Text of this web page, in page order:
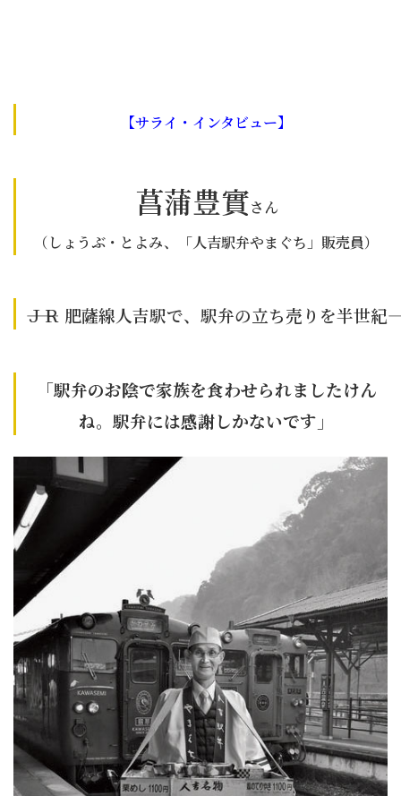
【サライ・インタビュー】
菖蒲豊實さん
（しょうぶ・とよみ、「人吉駅弁やまぐち」販売員）
――ＪＲ 肥薩線人吉駅で、駅弁の立ち売りを半世紀――
「駅弁のお陰で家族を食わせられましたけん
ね。駅弁には感謝しかないです」